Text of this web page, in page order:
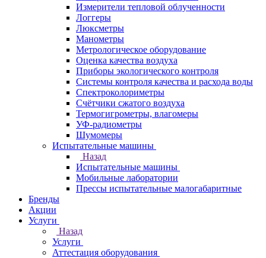
Измерители тепловой облученности
Логгеры
Люксметры
Манометры
Метрологическое оборудование
Оценка качества воздуха
Приборы экологического контроля
Системы контроля качества и расхода воды
Спектроколориметры
Счётчики сжатого воздуха
Термогигрометры, влагомеры
УФ-радиометры
Шумомеры
Испытательные машины
Назад
Испытательные машины
Мобильные лаборатории
Прессы испытательные малогабаритные
Бренды
Акции
Услуги
Назад
Услуги
Аттестация оборудования